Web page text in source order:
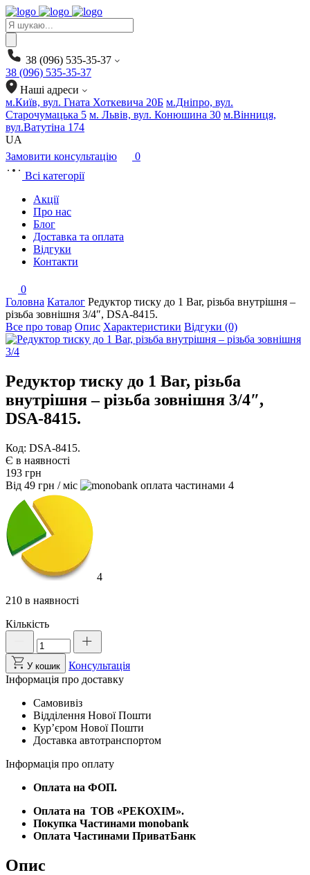
Products
search
38 (096) 535-35-37
38 (096) 535-35-37
Наші адреси
м.Київ, вул. Гната Хоткевича 20Б м.Дніпро, вул.
Старочумацька 5 м. Львів, вул. Конюшина 30 м.Вінниця,
вул.Ватутіна 174
UA
Замовити консультацію
0
Всі категорії
Акції
Про нас
Блог
Доставка та оплата
Відгуки
Контакти
0
Головна Каталог Редуктор тиску до 1 Bar, різьба внутрішня –
різьба зовнішня 3/4″, DSA-8415.
Все про товар Опис Характеристики Відгуки (0)
Редуктор тиску до 1 Bar, різьба
внутрішня – різьба зовнішня 3/4″,
DSA-8415.
Код: DSA-8415.
Є в наявності
193 грн
Від 49 грн / міс 4
4
210 в наявності
Кількість
Редуктор
тиску
1
Bar,
різьба
внутрішня
–
різьба
зовнішня
3/4",
DSA-
8415.
У кошик
Консультація
Інформація про доставку
Самовивіз
Відділення Нової Пошти
Курʼєром Нової Пошти
Доставка автотранспортом
Інформація про оплату
Оплата на ФОП.
Оплата на ТОВ «РЕКОХІМ».
Покупка Частинами monobank
Оплата Частинами ПриватБанк
Опис